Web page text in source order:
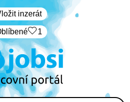
inzerát
1